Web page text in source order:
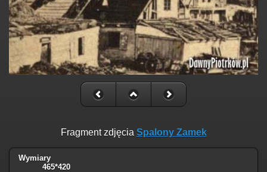
Fragment zdjęcia Spalony Zamek
Wymiary
465*420